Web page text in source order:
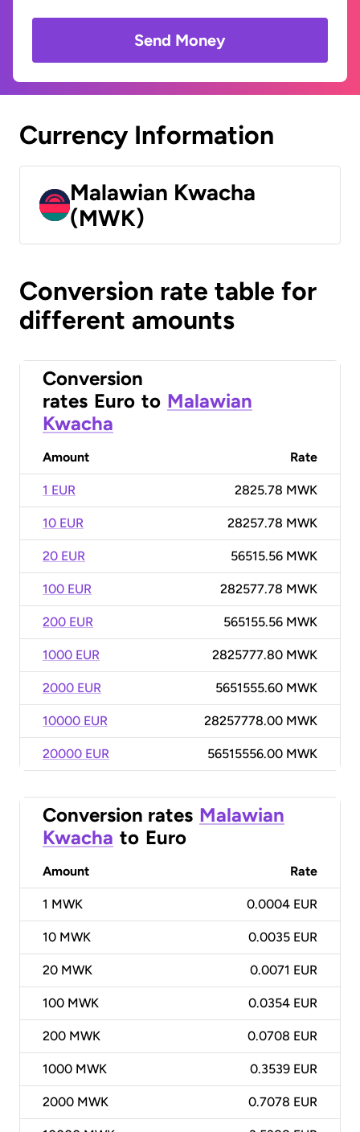
Send Money
Currency Information
Malawian Kwacha
(MWK)
Conversion rate table for
different amounts
Conversion
rates Euro to Malawian
Kwacha
Amount Rate
1 EUR 2825.78 MWK
10 EUR 28257.78 MWK
20 EUR 56515.56 MWK
100 EUR 282577.78 MWK
200 EUR 565155.56 MWK
1000 EUR 2825777.80 MWK
2000 EUR 5651555.60 MWK
10000 EUR 28257778.00 MWK
20000 EUR 56515556.00 MWK
Conversion rates Malawian
Kwacha to Euro
Amount Rate
1 MWK 0.0004 EUR
10 MWK 0.0035 EUR
20 MWK 0.0071 EUR
100 MWK 0.0354 EUR
200 MWK 0.0708 EUR
1000 MWK 0.3539 EUR
2000 MWK 0.7078 EUR